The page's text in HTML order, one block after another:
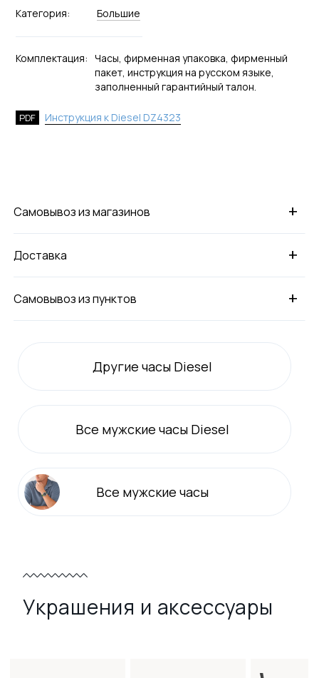
Категория: Большие
Комплектация: Часы, фирменная упаковка, фирменный
пакет, инструкция на русском языке,
заполненный гарантийный талон.
PDF Инструкция к Diesel DZ4323
+
Самовывоз из магазинов
+
Доставка
+
Самовывоз из пунктов
Другие часы Diesel
Все мужские часы Diesel
Все мужские часы
Украшения и аксессуары